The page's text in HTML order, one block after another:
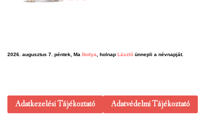
2026. augusztus 7. péntek, Ma Ibolya, holnap László ünnepli a névnapját.
Adatkezelési Tájékoztató Adatvédelmi Tájékoztató